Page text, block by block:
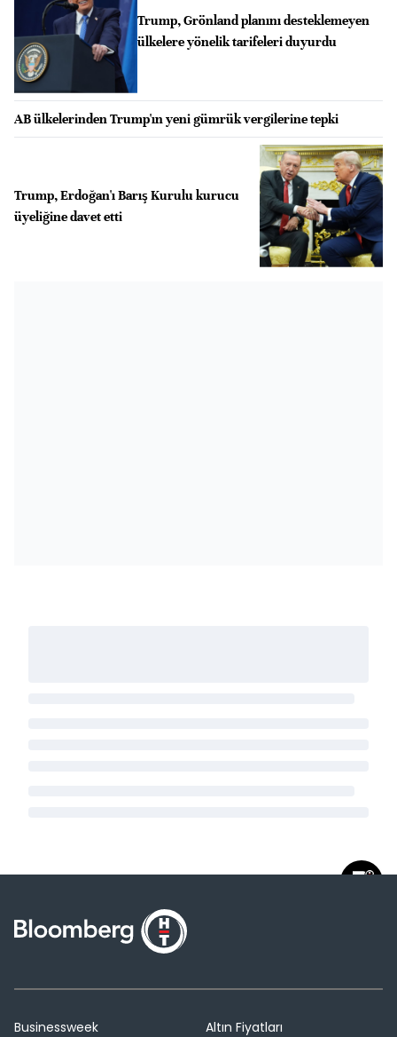
Trump, Grönland planını desteklemeyen
ülkelere yönelik tarifeleri duyurdu
AB ülkelerinden Trump'ın yeni gümrük vergilerine tepki
Trump, Erdoğan'ı Barış Kurulu kurucu
üyeliğine davet etti
Businessweek
Altın Fiyatları